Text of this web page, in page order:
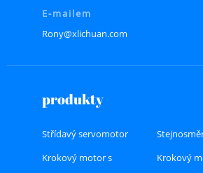
E-mailem
Rony@xlichuan.com
produkty
Střídavý servomotor
Krokový motor s
Krokový